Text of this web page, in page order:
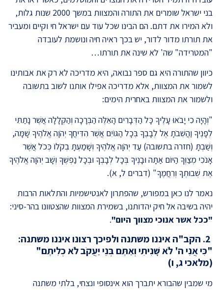
בני ישראל שומרים את התורה והמצוות במשך 2000 שנות גלות,
ולא המירו את דתם. הם הבינו שכל עוד עם ישראל חי וקיים ומעביר
את תורתו מדור לדור, יש בכך ראיה חיה ונושמת לעובדה
"המטרידה" שה' לא שינה את תורתו…
כיוון שהתורה היא גם ספר נבואה, היא מדריכה לא רק את אבותינו
לשמור את המצוות, אלא מדריכה אפילו אותנו לשוב בתשובה
ולשמור את המצוות באחרית הימים:
"וְהָיָה כִי יָבֹאוּ עָלֶיךָ כָּל הַדְּבָרִים הָאֵלֶּה הַבְּרָכָה וְהַקְּלָלָה אֲשֶׁר נָתַתִּי
לְפָנֶיךָ וַהֲשֵׁבֹתָ אֶל לְבָבֶךָ בְּכָל הַגּוֹיִם אֲשֶׁר הִדִּיחֲךָ יְהֹוָה אֱלֹהֶיךָ שָׁמָּה,
וְשַׁבְתָּ (חזרה בתשובה) עַד יְהֹוָה אֱלֹהֶיךָ וְשָׁמַעְתָּ בְקֹלוֹ כְּכֹל אֲשֶׁר
אָנֹכִי מְצַוְּךָ הַיּוֹם אַתָּה וּבָנֶיךָ בְּכָל לְבָבְךָ וּבְכָל נַפְשֶׁךָ וְשָׁב יְהֹוָה אֱלֹהֶיךָ
אֶת שְׁבוּתְךָ וְרִחֲמֶךָ" (דברים ל, א).
נאמר לנו כאן במפורש, שהפתרון לאנטישמיות והתלאות הרבות
יהיה בשיבה אל חיק יהדותנו, בשמירת המצוות שהצטוונו בהר-סיני:
"ככל אשר אנוכי מצווך היום".
2. הקב"ה איננו משתנה ולפיכך רצונו איננו משתנה:
"כִּי אֲנִי ה' לֹא שָׁנִיתִי וְאַתֶּם בְּנֵי יַעֲקֹב לֹא כְלִיתֶם"
(מלאכי ג, ו)
מי שמבין שהבורא יתברך הוא אינסופי ונצחי, בלתי משתנה